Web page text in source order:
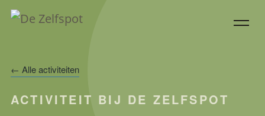
Doorgaan
naar
← Alle activiteiten
ACTIVITEIT BIJ DE ZELFSPOT